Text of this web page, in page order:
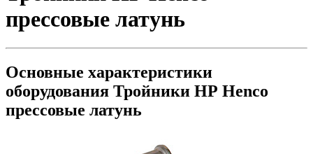
прессовые латунь
Основные характеристики
оборудования Тройники НР Henco
прессовые латунь